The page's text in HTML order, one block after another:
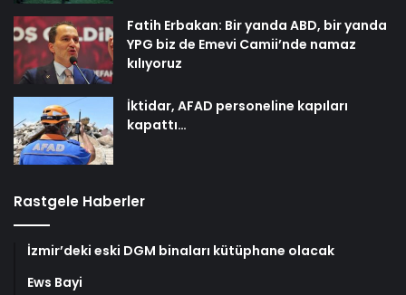
Fatih Erbakan: Bir yanda ABD, bir yanda
YPG biz de Emevi Camii’nde namaz
kılıyoruz
İktidar, AFAD personeline kapıları
kapattı…
Rastgele Haberler
İzmir’deki eski DGM binaları kütüphane olacak
Ews Bayi